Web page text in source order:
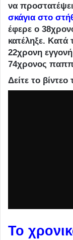
να
σκάγια στο
έφερε ο
κατέληξε. Κατά
22χρονη
74χρονος
Δείτε το
Το